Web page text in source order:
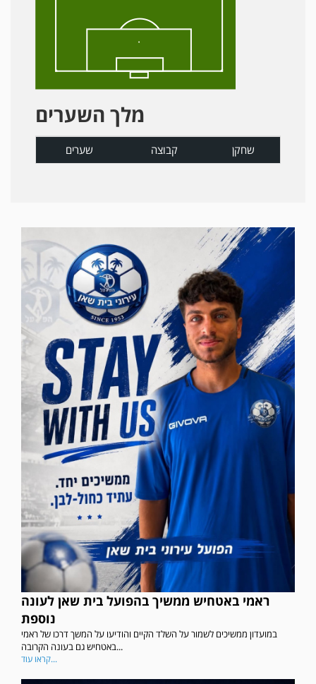
מלך השערים
שחקן קבוצה שערים
ראמי באטחיש ממשיך בהפועל בית שאן לעונה
נוספת
במועדון ממשיכים לשמור על השלד הקיים והודיעו על המשך דרכו של ראמי
באטחיש גם בעונה הקרובה...
קראו עוד...